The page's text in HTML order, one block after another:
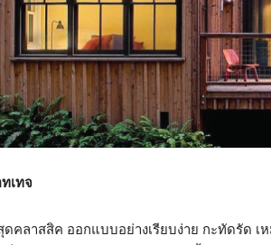
เทจ
คลาสสิค ออกแบบอย่างเรียบง่าย กะทัดรัด เ